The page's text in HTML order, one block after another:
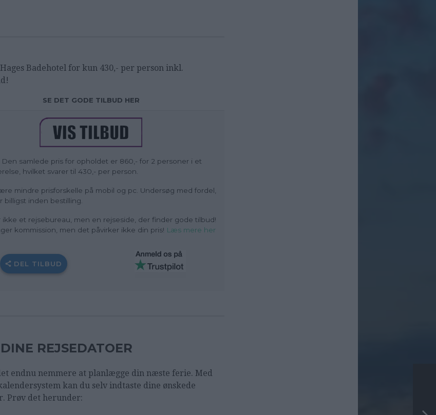
Badehotel for kun 430,- per person inkl.
SE DET GODE TILBUD HER
Den samlede pris for opholdet er 860,- for 2 personer i et
hvilket svarer til 430,- per person.
mindre prisforskelle på mobil og pc. Undersøg med fordel,
billigst inden bestilling.
ikke et rejsebureau, men en rejseside, der finder gode tilbud!
kommission, men det påvirker ikke din pris! Læs mere her
DEL TILBUD
REJSEDATOER
endnu nemmere at planlægge din næste ferie. Med
kan du selv indtaste dine ønskede
Prøv det herunder: